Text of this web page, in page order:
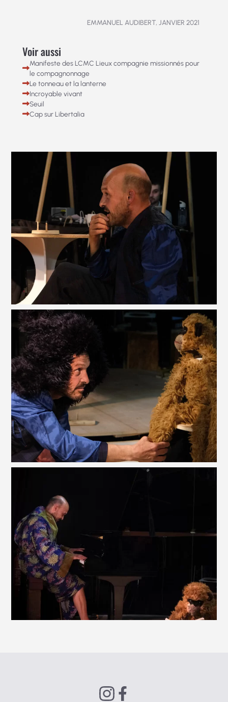
EMMANUEL AUDIBERT, JANVIER 2021
Voir aussi
Manifeste des LCMC Lieux compagnie missionnés pour
le compagnonnage
Le tonneau et la lanterne
Incroyable vivant
Seuil
Cap sur Libertalia